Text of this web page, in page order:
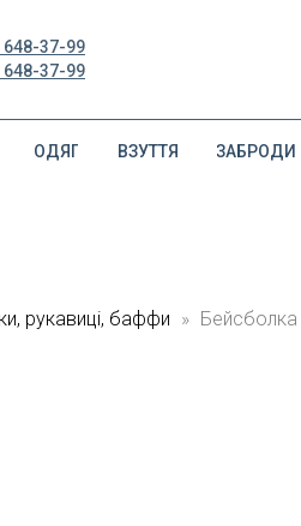
648-37-99
648-37-99
ОДЯГ ВЗУТТЯ ЗАБРОДИ
рукавиці, баффи Бейсболка